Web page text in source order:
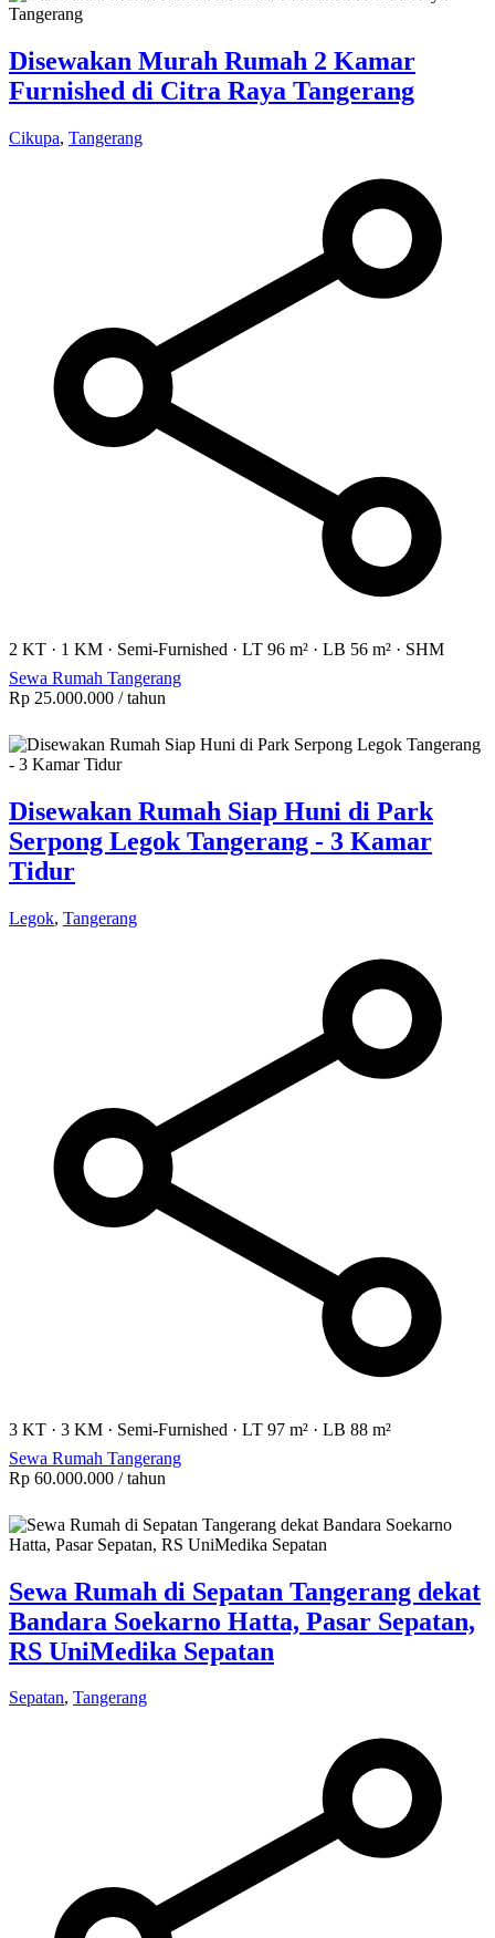
Disewakan Murah Rumah 2 Kamar
Furnished di Citra Raya Tangerang
Cikupa, Tangerang
2 KT · 1 KM · Semi-Furnished · LT 96 m² · LB 56 m² · SHM
Sewa Rumah Tangerang
Rp 25.000.000 / tahun
Disewakan Rumah Siap Huni di Park
Serpong Legok Tangerang - 3 Kamar
Tidur
Legok, Tangerang
3 KT · 3 KM · Semi-Furnished · LT 97 m² · LB 88 m²
Sewa Rumah Tangerang
Rp 60.000.000 / tahun
Sewa Rumah di Sepatan Tangerang dekat
Bandara Soekarno Hatta, Pasar Sepatan,
RS UniMedika Sepatan
Sepatan, Tangerang